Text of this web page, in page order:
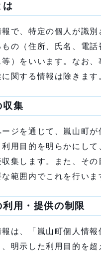
は
で、特定の個人が識別
の（住所、氏名、電話
等）をいいます。なお、
関する情報は除きます
収集
ジを通じて、嵐山町が
用目的を明らかにして
集します。また、その
範囲内でこれを行いま
用・提供の制限
は、「嵐山町個人情報
明示した利用目的を超